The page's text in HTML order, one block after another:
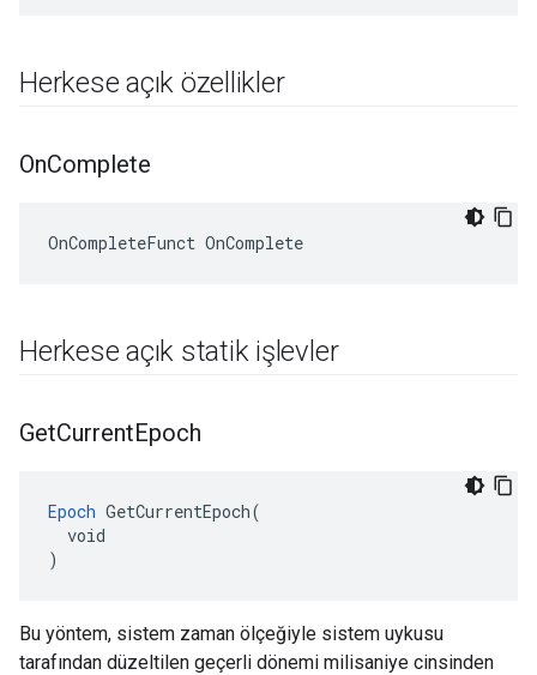
Herkese açık özellikler
OnComplete
OnCompleteFunct OnComplete
Herkese açık statik işlevler
GetCurrentEpoch
Epoch GetCurrentEpoch(
  void
)
Bu yöntem, sistem zaman ölçeğiyle sistem uykusu
tarafından düzeltilen geçerli dönemi milisaniye cinsinden